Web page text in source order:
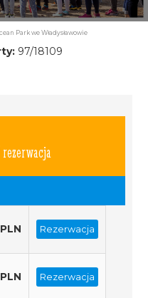
Park we Władysławowie
97/18109
Rezerwacja
Rezerwacja